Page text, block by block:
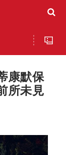
康默保
所未見